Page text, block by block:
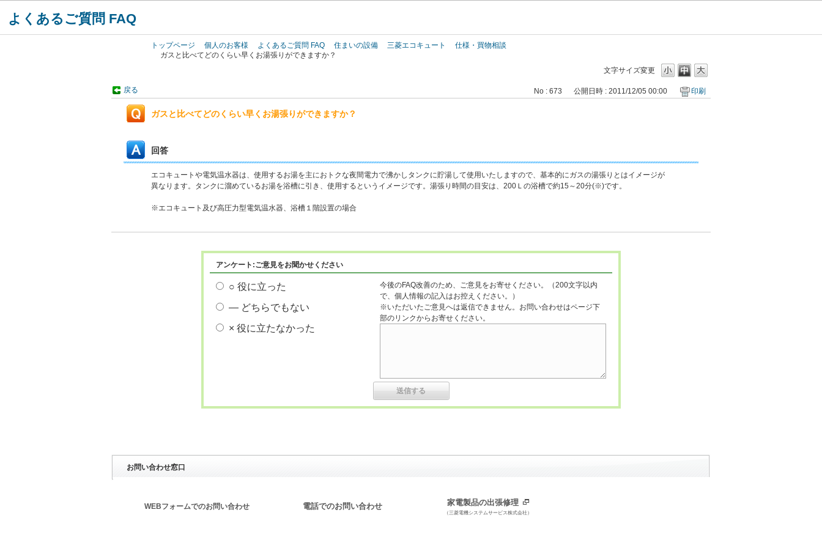
よくあるご質問 FAQ
トップページ 個人のお客様 よくあるご質問 FAQ 住まいの設備 三菱エコキュート
仕様・買物相談
ガスと比べてどのくらい早くお湯張りができますか？
文字サイズ変更
戻る No : 673 公開日時 : 2011/12/05 00:00 印刷
ガスと比べてどのくらい早くお湯張りができますか？
回答
エコキュートや電気温水器は、使用するお湯を主におトクな夜間電力で沸かしタンクに貯湯して使用いたしますので、基本的にガスの湯張りとはイメージが
異なります。タンクに溜めているお湯を浴槽に引き、使用するというイメージです。湯張り時間の目安は、200Ｌの浴槽で約15～20分(※)です。
※エコキュート及び高圧力型電気温水器、浴槽１階設置の場合
アンケート:ご意見をお聞かせください
○ 役に立った
― どちらでもない
× 役に立たなかった
今後のFAQ改善のため、ご意見をお寄せください。（200文字以内
で、個人情報の記入はお控えください。）
※いただいたご意見へは返信できません。お問い合わせはページ下
部のリンクからお寄せください。
お問い合わせ窓口
WEBフォームでのお問い合わせ 電話でのお問い合わせ 家電製品の出張修理
（三菱電機システムサービス株式会社）